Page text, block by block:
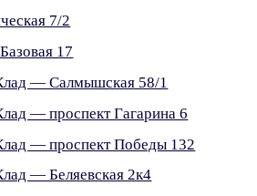
7/2
17
— Салмышская 58/1
— проспект Гагарина 6
— проспект Победы 132
— Беляевская 2к4